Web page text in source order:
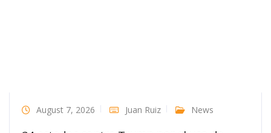
August 7, 2026 Juan Ruiz News